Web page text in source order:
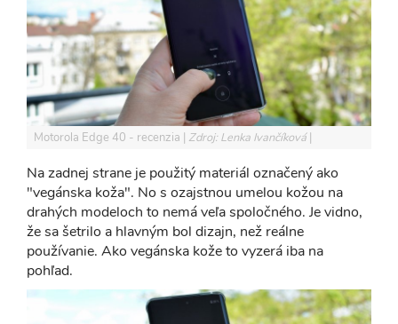
Motorola Edge 40 - recenzia Zdroj: Lenka Ivančíková
Na zadnej strane je použitý materiál označený ako
"vegánska koža". No s ozajstnou umelou kožou na
drahých modeloch to nemá veľa spoločného. Je vidno,
že sa šetrilo a hlavným bol dizajn, než reálne
používanie. Ako vegánska kože to vyzerá iba na
pohľad.